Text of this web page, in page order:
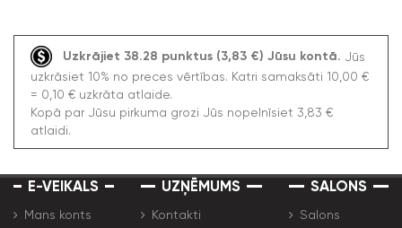
Uzkrājiet 38.28 punktus (3,83 €) Jūsu kontā.
Jūs
uzkrāsiet 10% no preces vērtības. Katri samaksāti 10,00 €
= 0,10 € uzkrāta atlaide.
Kopā par Jūsu pirkuma grozi Jūs nopelnīsiet 3,83 €
atlaidi.
E-VEIKALS
Mans konts
UZŅĒMUMS
Kontakti
SALONS
Salons